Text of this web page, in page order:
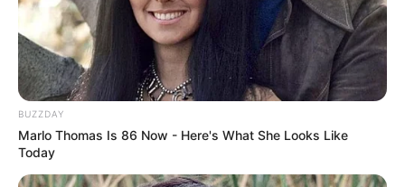
BUZZDAY
Marlo Thomas Is 86 Now - Here's What She Looks Like
Today